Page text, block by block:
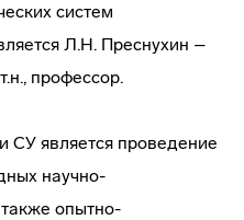
систем
Л.Н. Преснухин –
профессор.
является проведение
научно-
также опытно-